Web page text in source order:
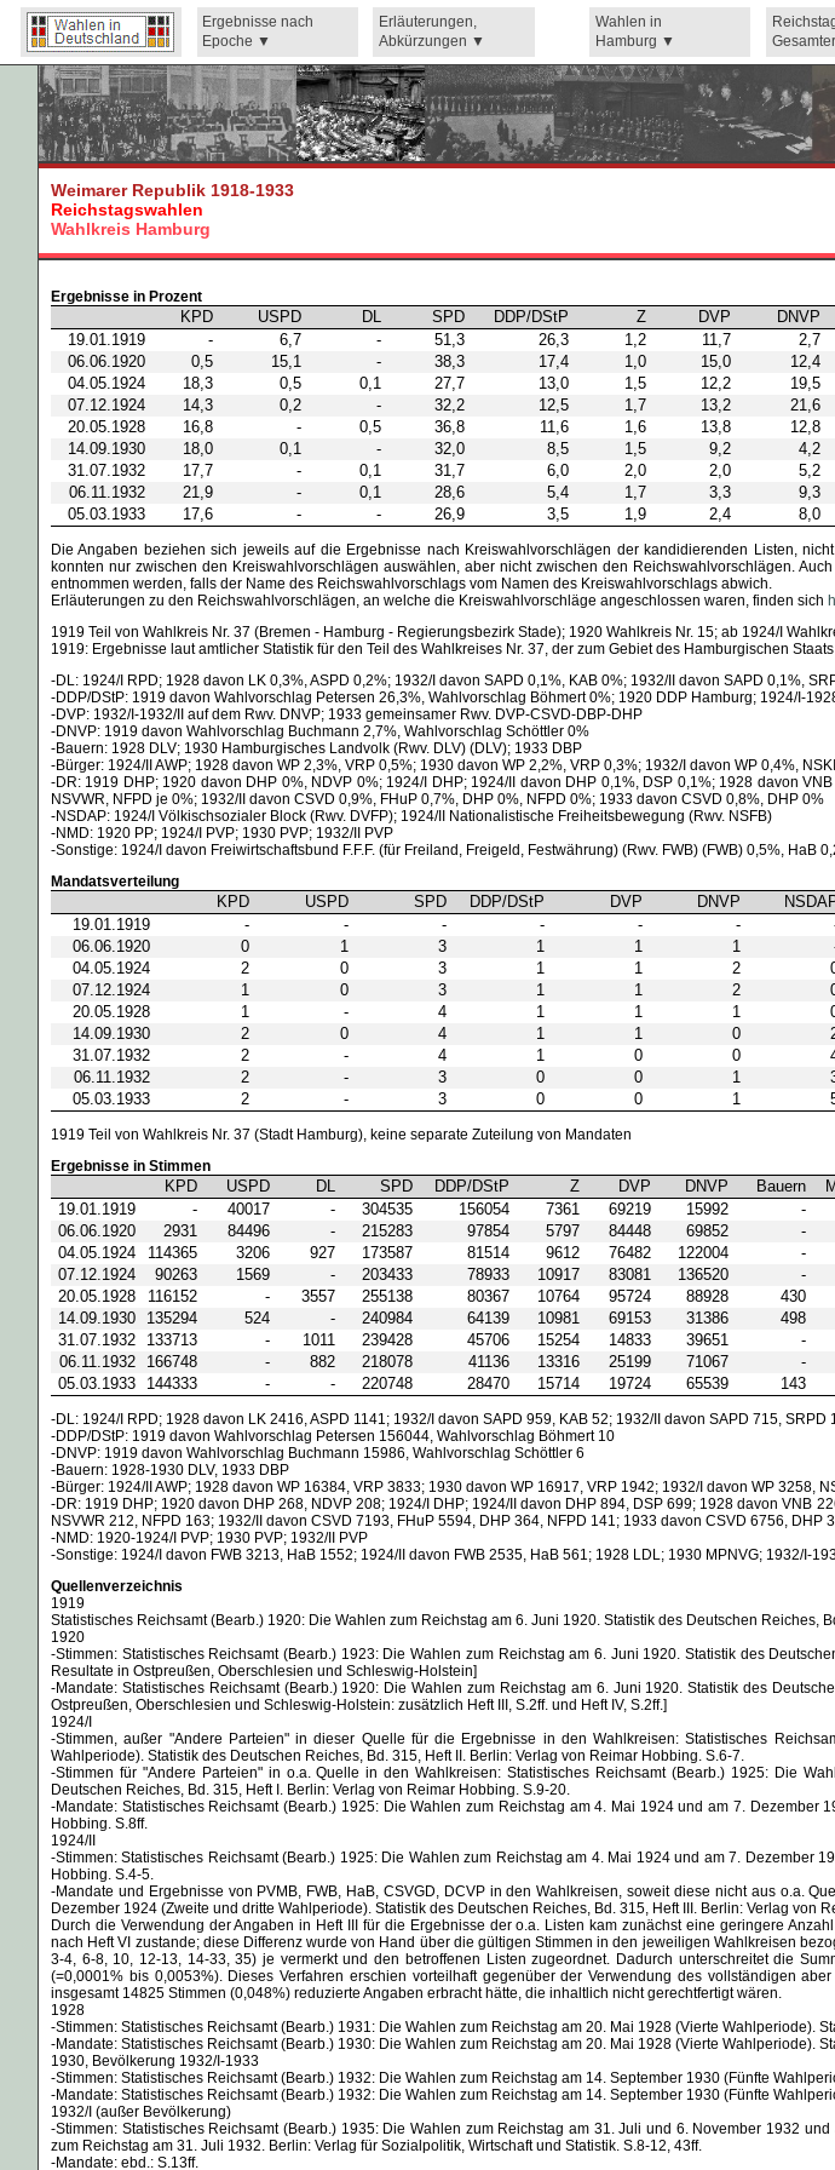
Ergebnisse nach
Epoche
Erläuterungen,
Abkürzungen
Wahlen in
Hamburg
Weimarer Republik 1918-1933
Reichstagswahlen
Wahlkreis Hamburg
Ergebnisse in Prozent
KPD USPD DL SPD DDP/DStP Z DVP DNVP
19.01.1919
- 6,7 - 51,3 26,3 1,2 11,7 2,7
06.06.1920
0,5 15,1 - 38,3 17,4 1,0 15,0 12,4
04.05.1924
18,3 0,5 0,1 27,7 13,0 1,5 12,2 19,5
07.12.1924
14,3 0,2 - 32,2 12,5 1,7 13,2 21,6
20.05.1928
16,8 - 0,5 36,8 11,6 1,6 13,8 12,8
14.09.1930
18,0 0,1 - 32,0 8,5 1,5 9,2 4,2
31.07.1932
17,7 - 0,1 31,7 6,0 2,0 2,0 5,2
06.11.1932
21,9 - 0,1 28,6 5,4 1,7 3,3 9,3
05.03.1933
17,6 - - 26,9 3,5 1,9 2,4 8,0
Die Angaben beziehen sich jeweils auf die Ergebnisse nach Kreiswahlvorschlägen der kandidierenden Listen,
konnten nur zwischen den Kreiswahlvorschlägen auswählen, aber nicht zwischen den Reichswahlvorschlägen.
entnommen werden, falls der Name des Reichswahlvorschlags vom Namen des Kreiswahlvorschlags abwich.
Erläuterungen zu den Reichswahlvorschlägen, an welche die Kreiswahlvorschläge angeschlossen waren, finden sich
1919 Teil von Wahlkreis Nr. 37 (Bremen - Hamburg - Regierungsbezirk Stade); 1920 Wahlkreis Nr. 15; ab 1924/I
1919: Ergebnisse laut amtlicher Statistik für den Teil des Wahlkreises Nr. 37, der zum Gebiet des Hamburgischen
-DL: 1924/I RPD; 1928 davon LK 0,3%, ASPD 0,2%; 1932/I davon SAPD 0,1%, KAB 0%; 1932/II davon SAPD 0,1%,
-DDP/DStP: 1919 davon Wahlvorschlag Petersen 26,3%, Wahlvorschlag Böhmert 0%; 1920 DDP Hamburg; 1924/I-
-DVP: 1932/I-1932/II auf dem Rwv. DNVP; 1933 gemeinsamer Rwv. DVP-CSVD-DBP-DHP
-DNVP: 1919 davon Wahlvorschlag Buchmann 2,7%, Wahlvorschlag Schöttler 0%
-Bauern: 1928 DLV; 1930 Hamburgisches Landvolk (Rwv. DLV) (DLV); 1933 DBP
-Bürger: 1924/II AWP; 1928 davon WP 2,3%, VRP 0,5%; 1930 davon WP 2,2%, VRP 0,3%; 1932/I davon WP 0,4%,
-DR: 1919 DHP; 1920 davon DHP 0%, NDVP 0%; 1924/I DHP; 1924/II davon DHP 0,1%, DSP 0,1%; 1928 davon
NSVWR, NFPD je 0%; 1932/II davon CSVD 0,9%, FHuP 0,7%, DHP 0%, NFPD 0%; 1933 davon CSVD 0,8%, DHP 0%
-NSDAP: 1924/I Völkischsozialer Block (Rwv. DVFP); 1924/II Nationalistische Freiheitsbewegung (Rwv. NSFB)
-NMD: 1920 PP; 1924/I PVP; 1930 PVP; 1932/II PVP
-Sonstige: 1924/I davon Freiwirtschaftsbund F.F.F. (für Freiland, Freigeld, Festwährung) (Rwv. FWB) (FWB) 0,5%,
Mandatsverteilung
KPD USPD SPD DDP/DStP DVP DNVP
19.01.1919
- - - - - -
06.06.1920
0 1 3 1 1 1
04.05.1924
2 0 3 1 1 2
07.12.1924
1 0 3 1 1 2
20.05.1928
1 - 4 1 1 1
14.09.1930
2 0 4 1 1 0
31.07.1932
2 - 4 1 0 0
06.11.1932
2 - 3 0 0 1
05.03.1933
2 - 3 0 0 1
1919 Teil von Wahlkreis Nr. 37 (Stadt Hamburg), keine separate Zuteilung von Mandaten
Ergebnisse in Stimmen
KPD USPD DL SPD DDP/DStP Z DVP DNVP Bauern
19.01.1919
- 40017 - 304535 156054 7361 69219 15992 -
06.06.1920
2931 84496 - 215283 97854 5797 84448 69852 -
04.05.1924
114365 3206 927 173587 81514 9612 76482 122004 -
07.12.1924
90263 1569 - 203433 78933 10917 83081 136520 -
20.05.1928
116152 - 3557 255138 80367 10764 95724 88928 430
14.09.1930
135294 524 - 240984 64139 10981 69153 31386 498
31.07.1932
133713 - 1011 239428 45706 15254 14833 39651 -
06.11.1932
166748 - 882 218078 41136 13316 25199 71067 -
05.03.1933
144333 - - 220748 28470 15714 19724 65539 143
-DL: 1924/I RPD; 1928 davon LK 2416, ASPD 1141; 1932/I davon SAPD 959, KAB 52; 1932/II davon SAPD 715, SRPD
-DDP/DStP: 1919 davon Wahlvorschlag Petersen 156044, Wahlvorschlag Böhmert 10
-DNVP: 1919 davon Wahlvorschlag Buchmann 15986, Wahlvorschlag Schöttler 6
-Bauern: 1928-1930 DLV, 1933 DBP
-Bürger: 1924/II AWP; 1928 davon WP 16384, VRP 3833; 1930 davon WP 16917, VRP 1942; 1932/I davon WP 3258,
-DR: 1919 DHP; 1920 davon DHP 268, NDVP 208; 1924/I DHP; 1924/II davon DHP 894, DSP 699; 1928 davon VNB
NSVWR 212, NFPD 163; 1932/II davon CSVD 7193, FHuP 5594, DHP 364, NFPD 141; 1933 davon CSVD 6756, DHP
-NMD: 1920-1924/I PVP; 1930 PVP; 1932/II PVP
-Sonstige: 1924/I davon FWB 3213, HaB 1552; 1924/II davon FWB 2535, HaB 561; 1928 LDL; 1930 MPNVG; 1932/I-
Quellenverzeichnis
1919
Statistisches Reichsamt (Bearb.) 1920: Die Wahlen zum Reichstag am 6. Juni 1920. Statistik des Deutschen Reiches,
1920
-Stimmen: Statistisches Reichsamt (Bearb.) 1923: Die Wahlen zum Reichstag am 6. Juni 1920. Statistik des
Resultate in Ostpreußen, Oberschlesien und Schleswig-Holstein]
-Mandate: Statistisches Reichsamt (Bearb.) 1920: Die Wahlen zum Reichstag am 6. Juni 1920. Statistik des
Ostpreußen, Oberschlesien und Schleswig-Holstein: zusätzlich Heft III, S.2ff. und Heft IV, S.2ff.]
1924/I
-Stimmen, außer "Andere Parteien" in dieser Quelle für die Ergebnisse in den Wahlkreisen: Statistisches
Wahlperiode). Statistik des Deutschen Reiches, Bd. 315, Heft II. Berlin: Verlag von Reimar Hobbing. S.6-7.
-Stimmen für "Andere Parteien" in o.a. Quelle in den Wahlkreisen: Statistisches Reichsamt (Bearb.) 1925: Die
Deutschen Reiches, Bd. 315, Heft I. Berlin: Verlag von Reimar Hobbing. S.9-20.
-Mandate: Statistisches Reichsamt (Bearb.) 1925: Die Wahlen zum Reichstag am 4. Mai 1924 und am 7.
Hobbing. S.8ff.
1924/II
-Stimmen: Statistisches Reichsamt (Bearb.) 1925: Die Wahlen zum Reichstag am 4. Mai 1924 und am 7. Dezember
Hobbing. S.4-5.
-Mandate und Ergebnisse von PVMB, FWB, HaB, CSVGD, DCVP in den Wahlkreisen, soweit diese nicht aus o.a.
Dezember 1924 (Zweite und dritte Wahlperiode). Statistik des Deutschen Reiches, Bd. 315, Heft III. Berlin: Verlag von
Durch die Verwendung der Angaben in Heft III für die Ergebnisse der o.a. Listen kam zunächst eine geringere
nach Heft VI zustande; diese Differenz wurde von Hand über die gültigen Stimmen in den jeweiligen Wahlkreisen
3-4, 6-8, 10, 12-13, 14-33, 35) je vermerkt und den betroffenen Listen zugeordnet. Dadurch unterschreitet die
(=0,0001% bis 0,0053%). Dieses Verfahren erschien vorteilhaft gegenüber der Verwendung des vollständigen
insgesamt 14825 Stimmen (0,048%) reduzierte Angaben erbracht hätte, die inhaltlich nicht gerechtfertigt wären.
1928
-Stimmen: Statistisches Reichsamt (Bearb.) 1931: Die Wahlen zum Reichstag am 20. Mai 1928 (Vierte Wahlperiode).
-Mandate: Statistisches Reichsamt (Bearb.) 1930: Die Wahlen zum Reichstag am 20. Mai 1928 (Vierte Wahlperiode).
1930, Bevölkerung 1932/I-1933
-Stimmen: Statistisches Reichsamt (Bearb.) 1932: Die Wahlen zum Reichstag am 14. September 1930 (Fünfte
-Mandate: Statistisches Reichsamt (Bearb.) 1932: Die Wahlen zum Reichstag am 14. September 1930 (Fünfte
1932/I (außer Bevölkerung)
-Stimmen: Statistisches Reichsamt (Bearb.) 1935: Die Wahlen zum Reichstag am 31. Juli und 6. November 1932
zum Reichstag am 31. Juli 1932. Berlin: Verlag für Sozialpolitik, Wirtschaft und Statistik. S.8-12, 43ff.
-Mandate: ebd.: S.13ff.